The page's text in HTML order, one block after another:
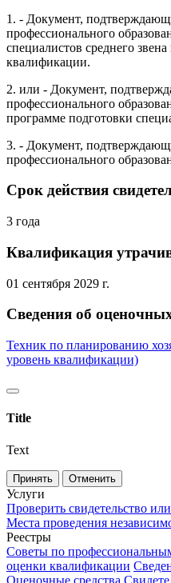
1. - Документ,
профессионального
специалистов среднего
квалификации.
2. или - Документ,
профессионального
программе подготовки
3. - Документ,
профессионального
Срок действия
3 года
Квалификация
01 сентября 2029 г.
Сведения об
Техник по планированию
уровень квалификации)
Title
Text
Принять Отменить
Услуги
Проверить свидетельство
Места проведения
Реестры
Советы по
оценки квалификации
Оценочные средства